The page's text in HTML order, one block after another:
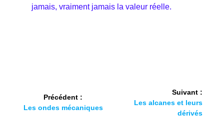
jamais, vraiment jamais la valeur réelle.
Précédent :
Les ondes mécaniques
Suivant :
Les alcanes et leurs
dérivés